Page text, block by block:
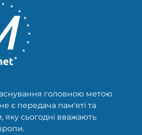
головною метою
є передача пам'яті та
сьогодні вважають